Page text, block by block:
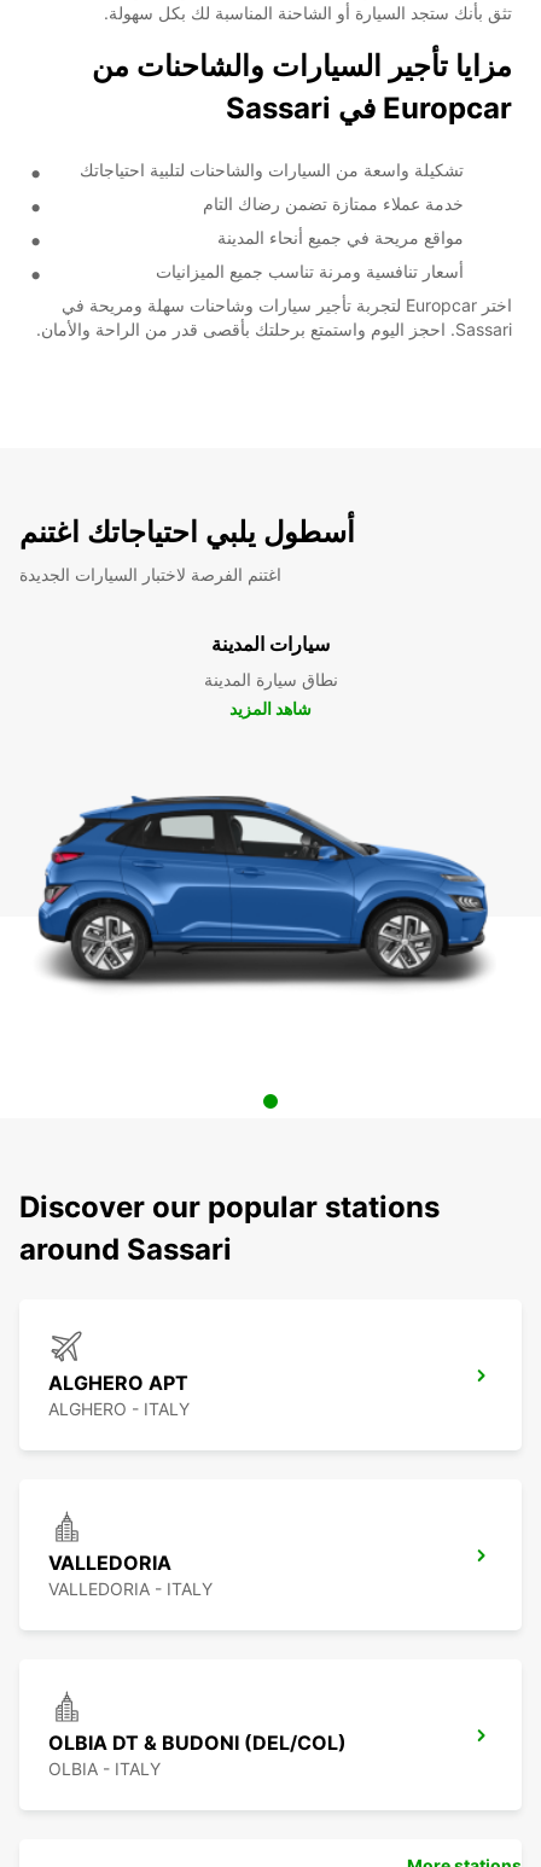
تثق بأنك ستجد السيارة أو الشاحنة المناسبة لك بكل سهولة.
مزايا تأجير السيارات والشاحنات من
Europcar في Sassari
تشكيلة واسعة من السيارات والشاحنات لتلبية احتياجاتك
خدمة عملاء ممتازة تضمن رضاك التام
مواقع مريحة في جميع أنحاء المدينة
أسعار تنافسية ومرنة تناسب جميع الميزانيات
اختر Europcar لتجربة تأجير سيارات وشاحنات سهلة ومريحة في
Sassari. احجز اليوم واستمتع برحلتك بأقصى قدر من الراحة والأمان.
أسطول يلبي احتياجاتك اغتنم
اغتنم الفرصة لاختبار السيارات الجديدة
سيارات المدينة
نطاق سيارة المدينة
شاهد المزيد
Discover our popular stations
around Sassari
ALGHERO APT
ALGHERO - ITALY
VALLEDORIA
VALLEDORIA - ITALY
OLBIA DT & BUDONI (DEL/COL)
OLBIA - ITALY